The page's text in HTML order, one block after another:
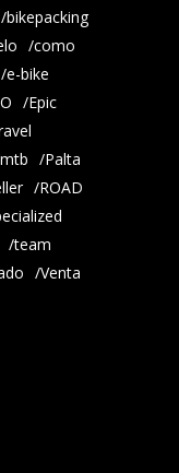
bikepacking
como
e-bike
Epic
mtb
Palta
ROAD
team
Venta